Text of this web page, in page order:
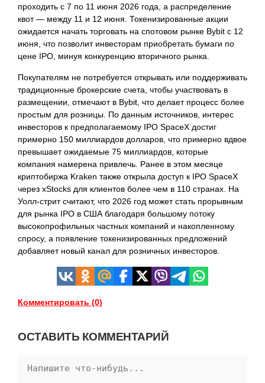
проходить с 7 по 11 июня 2026 года, а распределение
квот — между 11 и 12 июня. Токенизированные акции
ожидается начать торговать на спотовом рынке Bybit с 12
июня, что позволит инвесторам приобретать бумаги по
цене IPO, минуя конкуренцию вторичного рынка.
Покупателям не потребуется открывать или поддерживать
традиционные брокерские счета, чтобы участвовать в
размещении, отмечают в Bybit, что делает процесс более
простым для розницы. По данным источников, интерес
инвесторов к предполагаемому IPO SpaceX достиг
примерно 150 миллиардов долларов, что примерно вдвое
превышает ожидаемые 75 миллиардов, которые
компания намерена привлечь. Ранее в этом месяце
криптобиржа Kraken также открыла доступ к IPO SpaceX
через xStocks для клиентов более чем в 110 странах. На
Уолл-стрит считают, что 2026 год может стать прорывным
для рынка IPO в США благодаря большому потоку
высокопрофильных частных компаний и накопленному
спросу, а появление токенизированных предложений
добавляет новый канал для розничных инвесторов.
Комментировать (0)
ОСТАВИТЬ КОММЕНТАРИЙ